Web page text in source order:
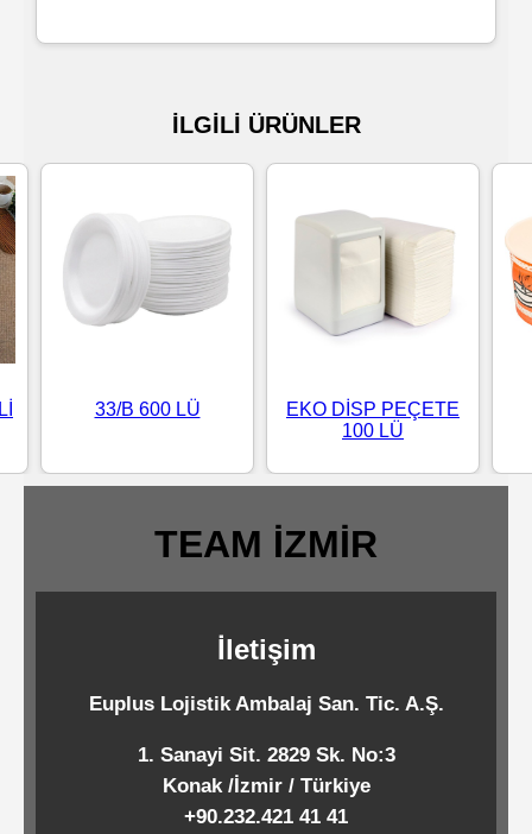
Su
Mendiller
Kolonyalı
Standart
Mendiller
Pipetler
Ürünleri
Temizlik
Kimyasalları
İLGİLİ ÜRÜNLER
33/B 600 LÜ
EKO DİSP PEÇETE
100 LÜ
TEAM İZMİR
İletişim
Euplus Lojistik Ambalaj San. Tic. A.Ş.
1. Sanayi Sit. 2829 Sk. No:3
Konak /İzmir / Türkiye
+90.232.421 41 41